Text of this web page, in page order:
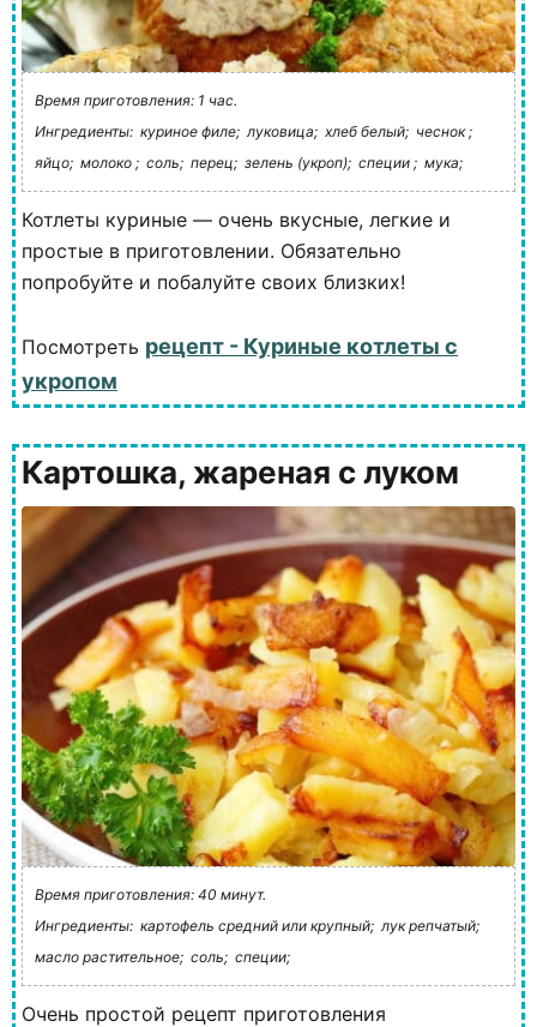
Время приготовления: 1 час.
Ингредиенты: куриное филе; луковица; хлеб белый; чеснок ;
яйцо; молоко ; соль; перец; зелень (укроп); специи ; мука;
Котлеты куриные — очень вкусные, легкие и
простые в приготовлении. Обязательно
попробуйте и побалуйте своих близких!
Посмотреть рецепт - Куриные котлеты с
укропом
Картошка, жареная с луком
Время приготовления: 40 минут.
Ингредиенты: картофель средний или крупный; лук репчатый;
масло растительное; соль; специи;
Очень простой рецепт приготовления